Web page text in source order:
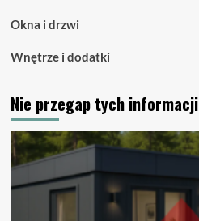
Okna i drzwi
Wnętrze i dodatki
Nie przegap tych informacji